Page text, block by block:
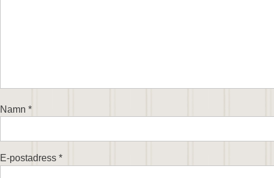
Namn *
E-postadress *